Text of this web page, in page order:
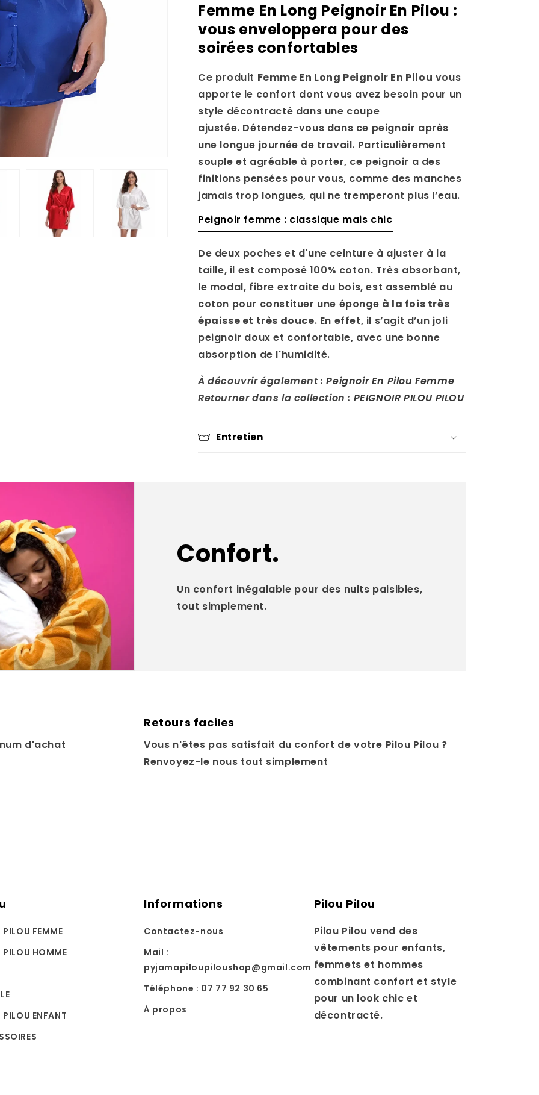
Femme En Long Peignoir En Pilou :
vous enveloppera pour des
soirées confortables
Ce produit Femme En Long Peignoir En Pilou vous
apporte le confort dont vous avez besoin pour un
style décontracté dans une coupe
ajustée. Détendez-vous dans ce peignoir après
une longue journée de travail. Particulièrement
souple et agréable à porter, ce peignoir a des
finitions pensées pour vous, comme des manches
jamais trop longues, qui ne tremperont plus l’eau.
Peignoir femme : classique mais chic
De deux poches et d'une ceinture à ajuster à la
taille, il est composé 100% coton. Très absorbant,
le modal, fibre extraite du bois, est assemblé au
coton pour constituer une éponge à la fois très
épaisse et très douce. En effet, il s’agit d’un joli
peignoir doux et confortable, avec une bonne
absorption de l'humidité.
À découvrir également :Peignoir En Pilou Femme
Retourner dans la collection : PEIGNOIR PILOU PILOU
Entretien
Confort.
Un confort inégalable pour des nuits paisibles,
tout simplement.
d'achat
Retours faciles
Vous n'êtes pas satisfait du confort de votre Pilou Pilou ?
Renvoyez-le nous tout simplement
PILOU FEMME
PILOU HOMME
PILOU ENFANT
Informations
Contactez-nous
Mail :
pyjamapiloupiloushop@gmail.com
Téléphone : 07 77 92 30 65
À propos
Pilou Pilou
Pilou Pilou vend des
vêtements pour enfants,
femmets et hommes
combinant confort et style
pour un look chic et
décontracté.